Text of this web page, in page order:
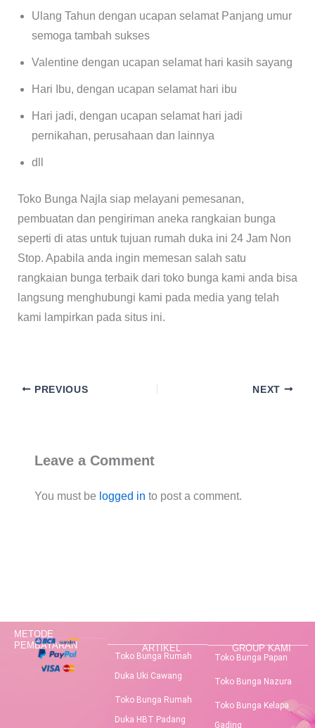
Ulang Tahun dengan ucapan selamat Panjang umur
semoga tambah sukses
Valentine dengan ucapan selamat hari kasih sayang
Hari Ibu, dengan ucapan selamat hari ibu
Hari jadi, dengan ucapan selamat hari jadi
pernikahan, perusahaan dan lainnya
dll
Toko Bunga Najla siap melayani pemesanan,
pembuatan dan pengiriman aneka rangkaian bunga
seperti di atas untuk tujuan rumah duka ini 24 Jam Non
Stop. Apabila anda ingin memesan salah satu
rangkaian bunga terbaik dari toko bunga kami anda bisa
langsung menghubungi kami pada media yang telah
kami lampirkan pada situs ini.
PREVIOUS NEXT
Leave a Comment
You must be logged in to post a comment.
METODE
PEMBAYARAN
ARTIKEL
Toko Bunga Rumah
Duka Uki Cawang
Toko Bunga Rumah
Duka HBT Padang
GROUP KAMI
Toko Bunga Papan
Toko Bunga Nazura
Toko Bunga Kelapa
Gading